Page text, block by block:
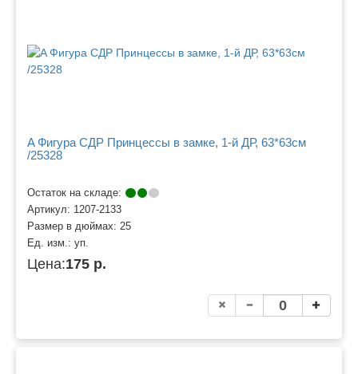
A Фигура СДР Принцессы в замке, 1-й ДР, 63*63см
/25328
Остаток на складе:
Артикул: 1207-2133
Размер в дюймах: 25
Ед. изм.: уп.
Цена:175 р.